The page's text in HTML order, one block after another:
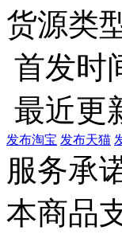
货源类
首发时
最近更
发布淘宝 发布天猫
服务承
本商品